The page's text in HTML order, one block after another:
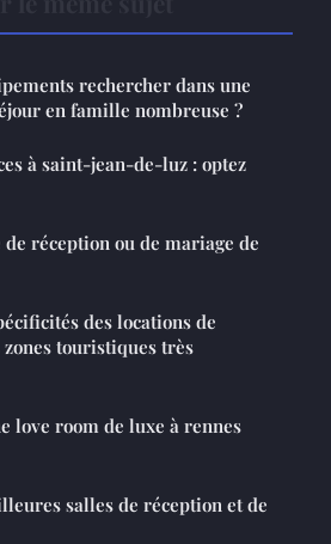
rechercher dans une
en famille nombreuse ?
à saint-jean-de-luz : optez
réception ou de mariage de
des locations de
zones touristiques très
love room de luxe à rennes
salles de réception et de